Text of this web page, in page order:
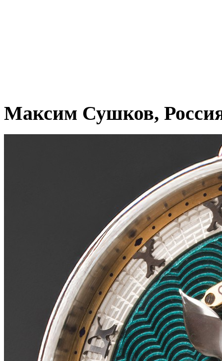
Максим Сушков,